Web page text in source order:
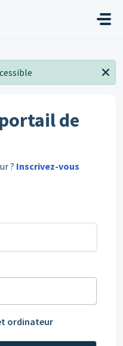
de
? Inscrivez-vous
ordinateur